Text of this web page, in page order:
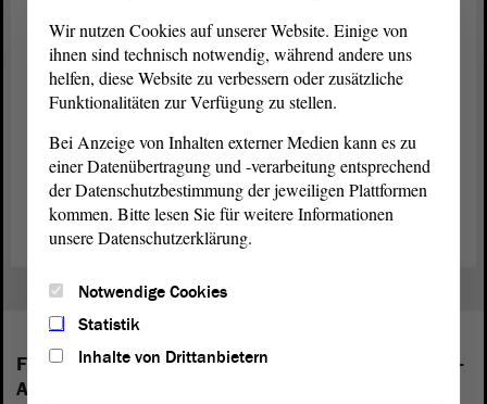
Nach demGesetzzum Schutz personenbezogener Daten der Bürger
(DSG-LSA) kann sich jedermann an die Landesbeauftragte wenden,
wenn sie/er meint, durch Verarbeitung oder Nutzung persönlicher
Daten durch öffentliche Stellen in eigenen Rechten verletzt worden
zu sein. Die Landesbeauftragte hat ihren Sitz in der
LandeshauptstadtMagdeburg.
Zur Website der Landesbeauftragten
Folgende Fraktionen sind im Landtag von Sachsen-
Anhalt vertreten:
Wir nutzen Cookies auf unserer Website. Einige von
ihnen sind technisch notwendig, während andere uns
helfen, diese Website zu verbessern oder zusätzliche
Funktionalitäten zur Verfügung zu stellen.
Bei Anzeige von Inhalten externer Medien kann es zu
einer Datenübertragung und -verarbeitung entsprechend
der Datenschutzbestimmung der jeweiligen Plattformen
kommen. Bitte lesen Sie für weitere Informationen
unsere Datenschutzerklärung.
Notwendige Cookies
Statistik
Inhalte von Drittanbietern